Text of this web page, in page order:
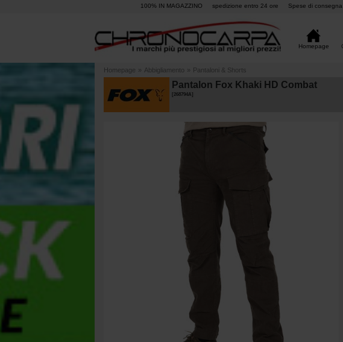
100% IN MAGAZZINO spedizione entro 24 ore Spese di consegna
Homepage
Homepage » Abbigliamento » Pantaloni & Shorts
Pantalon Fox Khaki HD Combat
268794A]